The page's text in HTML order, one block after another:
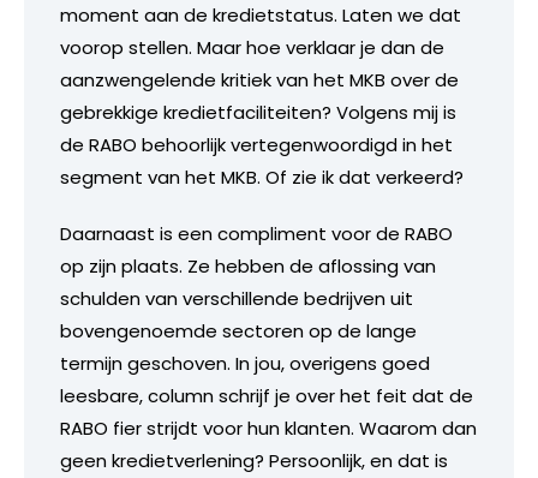
moment aan de kredietstatus. Laten we dat
voorop stellen. Maar hoe verklaar je dan de
aanzwengelende kritiek van het MKB over de
gebrekkige kredietfaciliteiten? Volgens mij is
de RABO behoorlijk vertegenwoordigd in het
segment van het MKB. Of zie ik dat verkeerd?
Daarnaast is een compliment voor de RABO
op zijn plaats. Ze hebben de aflossing van
schulden van verschillende bedrijven uit
bovengenoemde sectoren op de lange
termijn geschoven. In jou, overigens goed
leesbare, column schrijf je over het feit dat de
RABO fier strijdt voor hun klanten. Waarom dan
geen kredietverlening? Persoonlijk, en dat is